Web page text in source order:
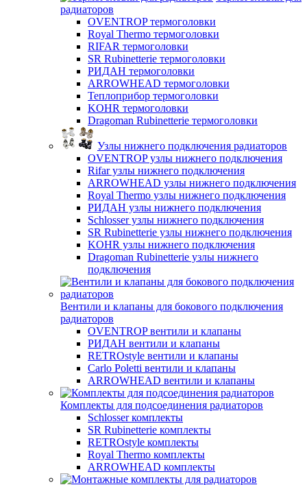
радиаторов
OVENTROP термоголовки
Royal Thermo термоголовки
RIFAR термоголовки
SR Rubinetterie термоголовки
РИДАН термоголовки
ARROWHEAD термоголовки
Теплоприбор термоголовки
KOHR термоголовки
Dragoman Rubinetterie термоголовки
Узлы нижнего подключения радиаторов
OVENTROP узлы нижнего подключения
Rifar узлы нижнего подключения
ARROWHEAD узлы нижнего подключения
Royal Thermo узлы нижнего подключения
РИДАН узлы нижнего подключения
Schlosser узлы нижнего подключения
SR Rubinetterie узлы нижнего подключения
KOHR узлы нижнего подключения
Dragoman Rubinetterie узлы нижнего
подключения
Вентили и клапаны для бокового подключения
радиаторов
OVENTROP вентили и клапаны
РИДАН вентили и клапаны
RETROstyle вентили и клапаны
Carlo Poletti вентили и клапаны
ARROWHEAD вентили и клапаны
Комплекты для подсоединения радиаторов
Schlosser комплекты
SR Rubinetterie комплекты
RETROstyle комплекты
Royal Thermo комплекты
ARROWHEAD комплекты